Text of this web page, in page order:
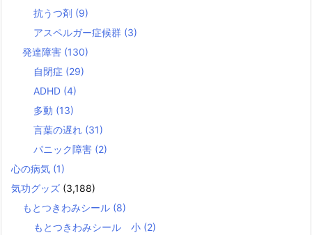
抗うつ剤 (9)
アスペルガー症候群 (3)
発達障害 (130)
自閉症 (29)
ADHD (4)
多動 (13)
言葉の遅れ (31)
パニック障害 (2)
心の病気 (1)
気功グッズ (3,188)
もとつきわみシール (8)
もとつきわみシール 小 (2)